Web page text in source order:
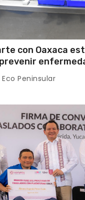
con Oaxaca
vectores
Eco Peninsular